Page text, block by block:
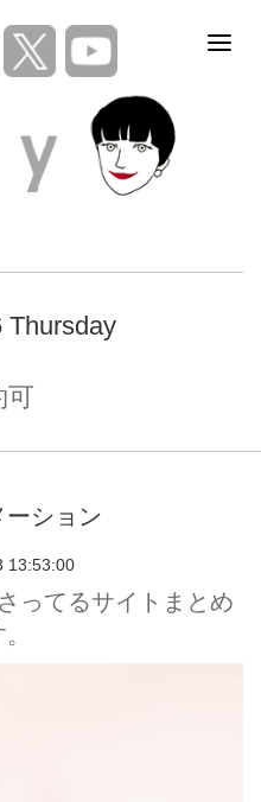
Thursday
可
ーション
13:53:00
ってるサイトまとめ